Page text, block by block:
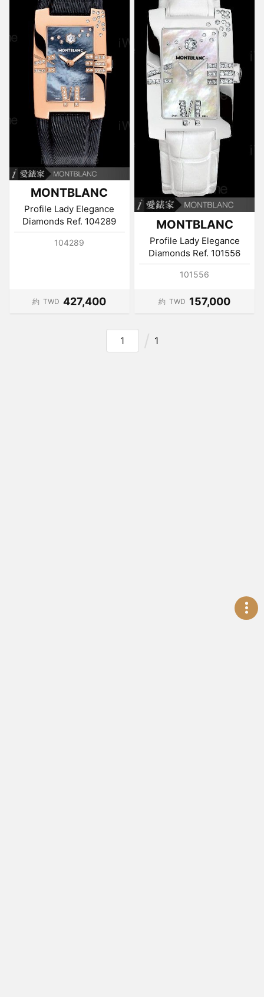
MONTBLANC
Profile Lady Elegance
Diamonds Ref. 104289
104289
約 TWD 427,400
MONTBLANC
Profile Lady Elegance
Diamonds Ref. 101556
101556
約 TWD 157,000
1